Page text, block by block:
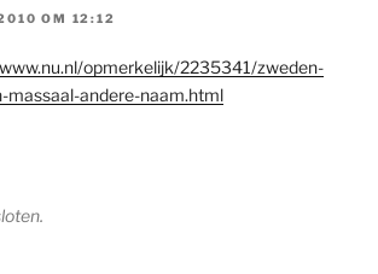
OM 12:12
opmerkelijk/2235341/zweden-
massaal-andere-naam.html